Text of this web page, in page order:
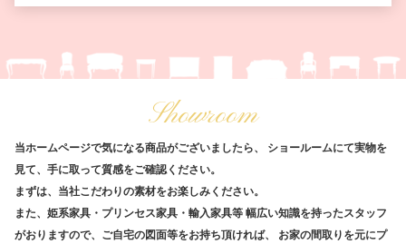
Showroom
当ホームページで気になる商品がございましたら、
ショールームにて実物を
見て、手に取って質感をご確認ください。
まずは、当社こだわりの素材をお楽しみください。
また、姫系家具・プリンセス家具・輸入家具等 幅広い知識を持ったスタッフ
がおりますので、ご自宅の図面等をお持ち頂ければ、
お家の間取りを元にプ